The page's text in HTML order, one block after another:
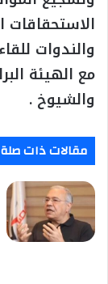
الاستحقاقات
والندوات
مع الهيئة
والشيوخ .
مقالات ذات صلة